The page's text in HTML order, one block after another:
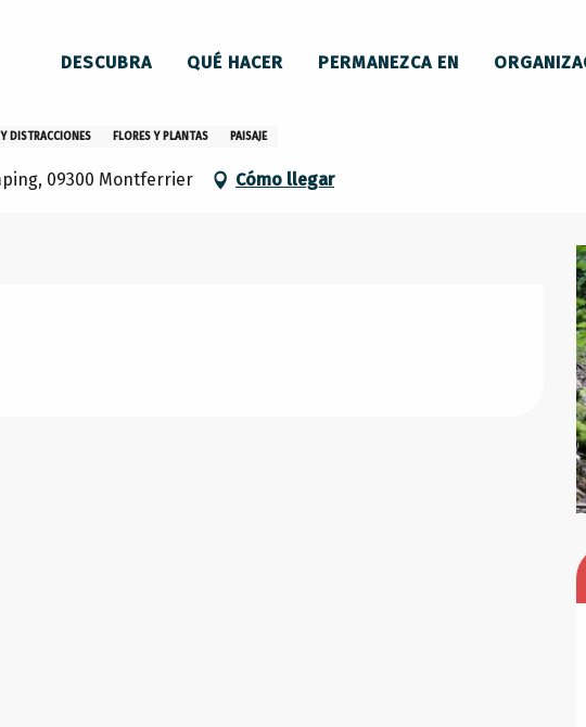
DESCUBRA QUÉ HACER PERMANEZCA EN
DISTRACCIONES FLORES Y PLANTAS PAISAJE
09300 Montferrier Cómo llegar